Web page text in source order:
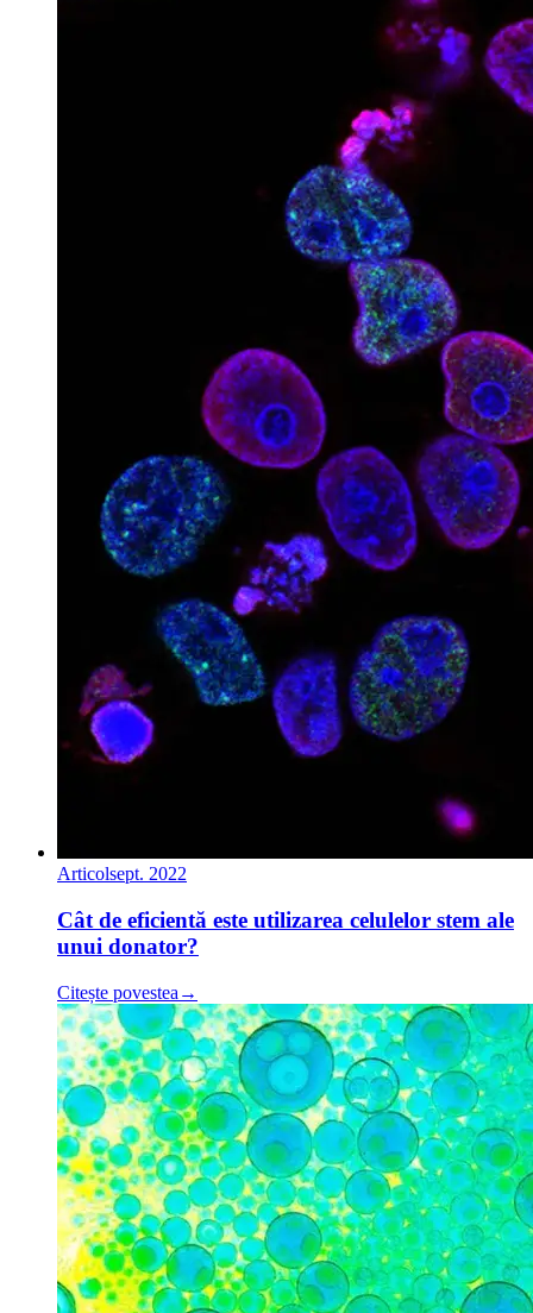
Articolsept. 2022
Cât de eficientă este utilizarea celulelor stem ale
unui donator?
Citește povestea →